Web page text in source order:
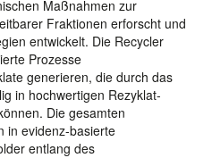
Maßnahmen zur
Fraktionen erforscht und
entwickelt. Die Recycler
Prozesse
generieren, die durch das
in hochwertigen Rezyklat-
Die gesamten
in evidenz-basierte
entlang des